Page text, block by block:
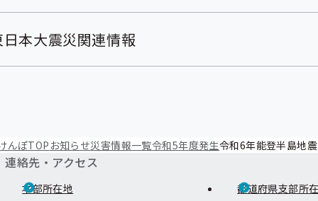
日本大震災関連情報
んぽTOP お知らせ災害情報一覧令和5年度発生令和6年能登半島地
連絡先・アクセス
本部所在地 都道府県支部所